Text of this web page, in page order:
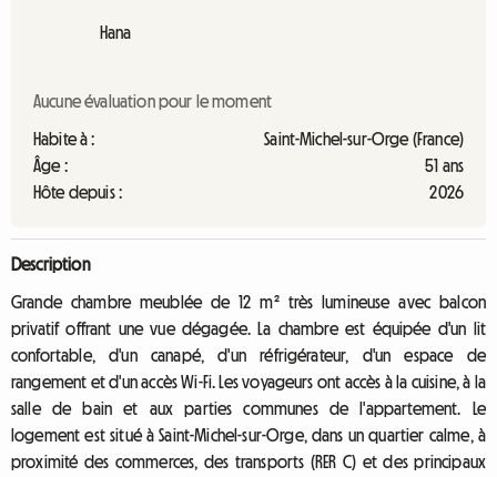
Hana
Aucune évaluation pour le moment
Habite à :
Saint-Michel-sur-Orge (France)
Âge :
51 ans
Hôte depuis :
2026
Description
Grande chambre meublée de 12 m² très lumineuse avec balcon
privatif offrant une vue dégagée. La chambre est équipée d'un lit
confortable, d'un canapé, d'un réfrigérateur, d'un espace de
rangement et d'un accès Wi-Fi. Les voyageurs ont accès à la cuisine, à la
salle de bain et aux parties communes de l'appartement. Le
logement est situé à Saint-Michel-sur-Orge, dans un quartier calme, à
proximité des commerces, des transports (RER C) et des principaux